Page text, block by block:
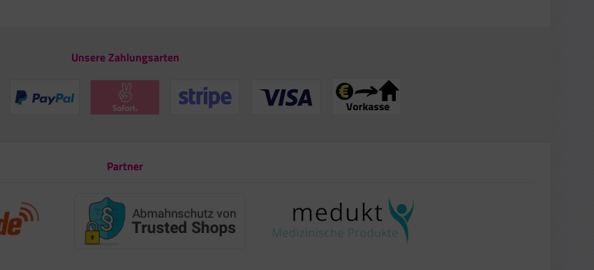
Unsere Zahlungsarten
Partner